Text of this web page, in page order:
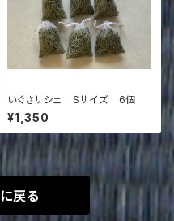
いぐさサシェ Sサイズ 6個
¥1,350
戻る